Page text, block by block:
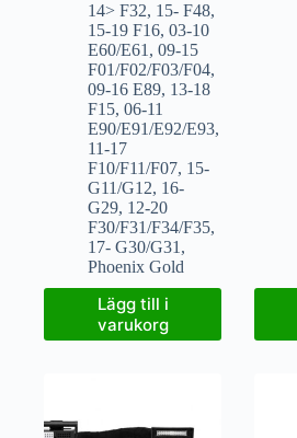
14> F32, 15- F48,
15-19 F16, 03-10
E60/E61 , 09-15
F01/F02/F03/F04,
09-16 E89, 13-18
F15, 06-11
E90/E91/E92/E93,
11-17
F10/F11/F07, 15-
G11/G12, 16-
G29, 12-20
F30/F31/F34/F35,
17- G30/G31 ,
Phoenix Gold
Lägg till i
varukorg